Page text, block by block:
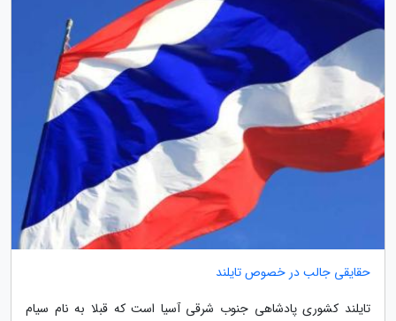
حقایقی جالب در خصوص تایلند
تایلند کشوری پادشاهی جنوب شرقی آسیا است که قبلا به نام سیام